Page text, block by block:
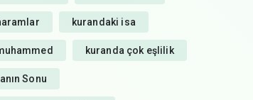
kurandaki isa
kuranda çok eşlilik
Sonu